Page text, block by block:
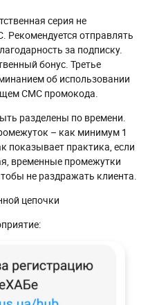
серия не
отправлять
за подписку.
бонус. Третье
об использовании
СМС промокода.
разделены по времени.
– как минимум 1
показывает практика, если
временные промежутки
не раздражать клиента.
цепочки